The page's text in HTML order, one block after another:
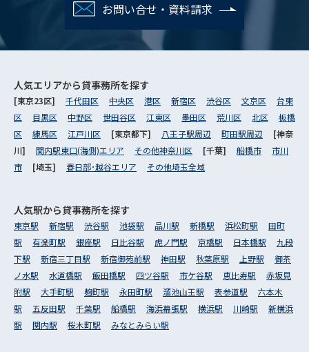
お問い合せ・資料請求
人気エリアから貸事務所を探す
[東京23区] 千代田区 中央区 港区 新宿区 渋谷区 文京区
台東
区
目黒区 中野区 世田谷区 江東区 墨田区 荒川区 北区
板橋
区
練馬区 江戸川区 [東京都下] 八王子駅周辺 町田駅周辺
[神奈
川] 関内駅東口(海側)エリア その他神奈川区 [千葉] 船橋市
市川
市
[埼玉] 春日部･越谷エリア その他埼玉全域
人気駅から貸事務所を探す
東京駅 新宿駅 渋谷駅 池袋駅 品川駅 新橋駅 浜松町駅
田町
駅
有楽町駅 銀座駅 日比谷駅 虎ノ門駅 京橋駅 日本橋駅
九段
下駅
新宿三丁目駅 新宿御苑前駅 神田駅 秋葉原駅 上野駅
御茶
ノ水駅
水道橋駅 飯田橋駅 四ツ谷駅 市ケ谷駅 恵比寿駅
赤坂見
附駅
大手町駅 麹町駅 永田町駅 溜池山王駅 表参道駅
六本木
駅
五反田駅 千葉駅 船橋駅 海浜幕張駅 横浜駅 川崎駅
新横浜
駅
関内駅 桜木町駅 みなとみらい駅